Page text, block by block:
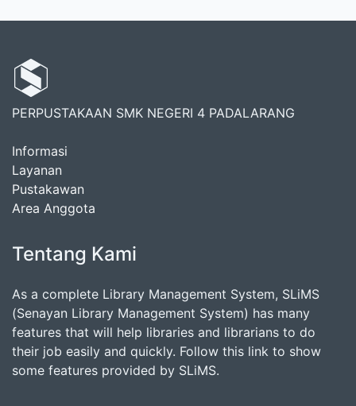
PERPUSTAKAAN SMK NEGERI 4 PADALARANG
Informasi
Layanan
Pustakawan
Area Anggota
Tentang Kami
As a complete Library Management System, SLiMS
(Senayan Library Management System) has many
features that will help libraries and librarians to do
their job easily and quickly. Follow this link to show
some features provided by SLiMS.